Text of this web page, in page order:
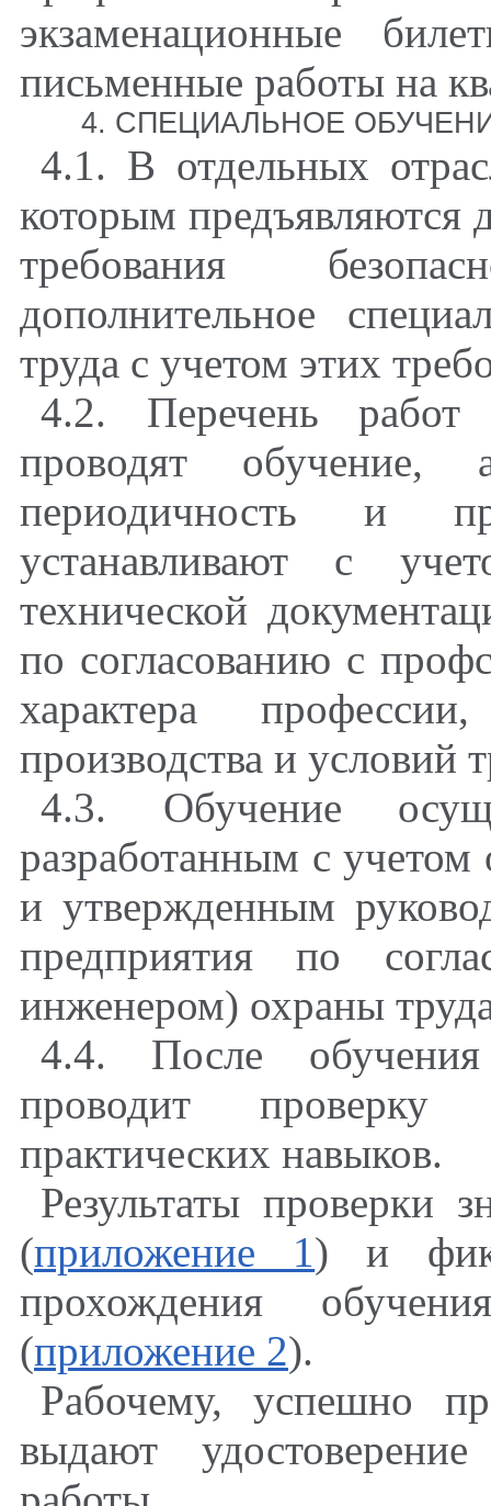
экзаменационные
письменные работы на
4. СПЕЦИАЛЬНОЕ
4.1. В отдельных
которым
требования
дополнительное
труда с учетом этих
4.2. Перечень
проводят
периодичность и
устанавливают с
технической
по согласованию с
характера
производства и условий
4.3. Обучение
разработанным с
и утвержденным
предприятия по
инженером) охраны
4.4. После обучения
проводит проверку
практических навыков.
Результаты проверки
(приложение 1) и
прохождения
(приложение 2).
Рабочему, успешно
выдают